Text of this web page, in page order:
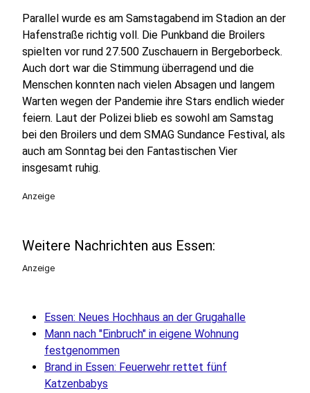
Parallel wurde es am Samstagabend im Stadion an der
Hafenstraße richtig voll. Die Punkband die Broilers
spielten vor rund 27.500 Zuschauern in Bergeborbeck.
Auch dort war die Stimmung überragend und die
Menschen konnten nach vielen Absagen und langem
Warten wegen der Pandemie ihre Stars endlich wieder
feiern. Laut der Polizei blieb es sowohl am Samstag
bei den Broilers und dem SMAG Sundance Festival, als
auch am Sonntag bei den Fantastischen Vier
insgesamt ruhig.
Anzeige
Weitere Nachrichten aus Essen:
Anzeige
Essen: Neues Hochhaus an der Grugahalle
Mann nach "Einbruch" in eigene Wohnung
festgenommen
Brand in Essen: Feuerwehr rettet fünf
Katzenbabys